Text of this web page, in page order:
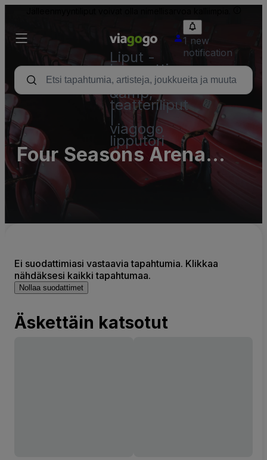
Liput -
konsertti,
urheilu
&amp;
teatteriliput
viagogo
lipputori
1 new
notification
Four Seasons Arena
Parking Lots (InActive)
Ei suodattimiasi vastaavia tapahtumia. Klikkaa
nähdäksesi kaikki tapahtumaa.
Nollaa suodattimet
Äskettäin katsotut